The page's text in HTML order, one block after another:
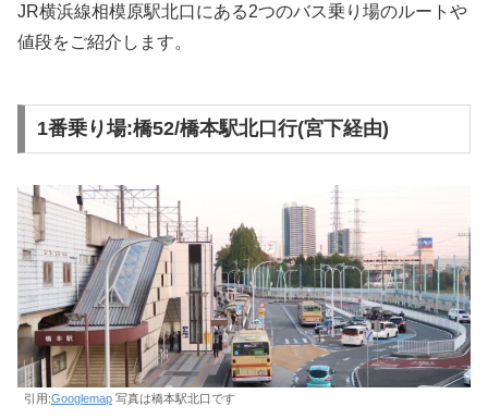
JR横浜線相模原駅北口にある2つのバス乗り場のルートや
値段をご紹介します。
1番乗り場:橋52/橋本駅北口行(宮下経由)
引用:Googlemap 写真は橋本駅北口です